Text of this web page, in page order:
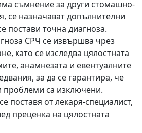
съмнение за други стомашно-
се назначават допълнителни
постави точна диагноза.
СРЧ се извършва чрез
като се изследва цялостната
анамнезата и евентуалните
за да се гарантира, че
проблеми са изключени.
поставя от лекаря-специалист,
преценка на цялостната